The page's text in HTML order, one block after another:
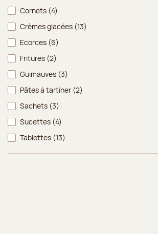
Cornets (4)
Crèmes glacées (13)
Ecorces (6)
Fritures (2)
Guimauves (3)
Pâtes à tartiner (2)
Sachets (3)
Sucettes (4)
Tablettes (13)